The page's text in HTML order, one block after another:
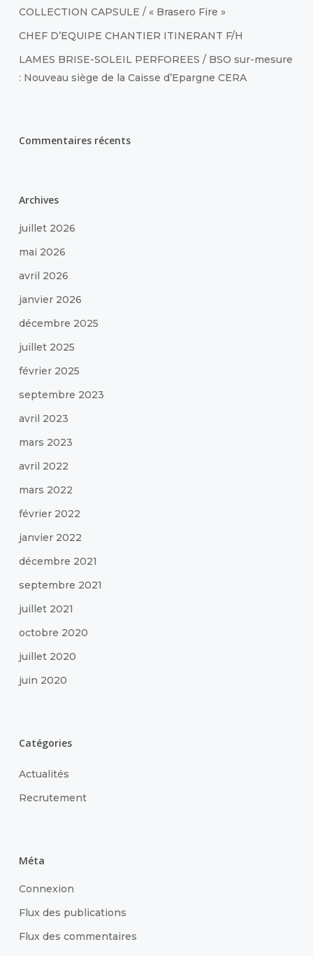
COLLECTION CAPSULE / « Brasero Fire »
CHEF D’EQUIPE CHANTIER ITINERANT F/H
LAMES BRISE-SOLEIL PERFOREES / BSO sur-mesure
: Nouveau siège de la Caisse d’Epargne CERA
Commentaires récents
Archives
juillet 2026
mai 2026
avril 2026
janvier 2026
décembre 2025
juillet 2025
février 2025
septembre 2023
avril 2023
mars 2023
avril 2022
mars 2022
février 2022
janvier 2022
décembre 2021
septembre 2021
juillet 2021
octobre 2020
juillet 2020
juin 2020
Catégories
Actualités
Recrutement
Méta
Connexion
Flux des publications
Flux des commentaires